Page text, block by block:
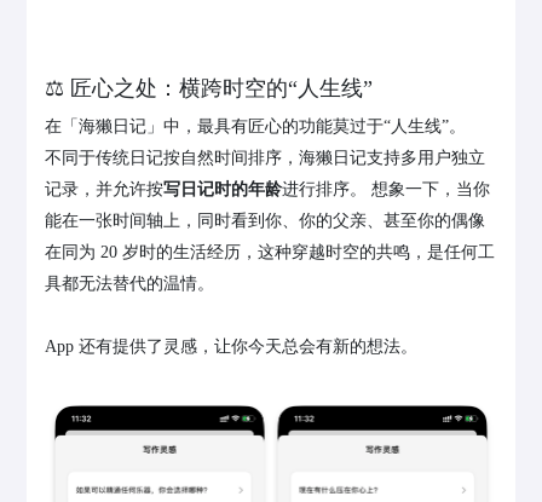
⚖️ 匠心之处：横跨时空的“人生线”
在「海獭日记」中，最具有匠心的功能莫过于“人生线”。
不同于传统日记按自然时间排序，海獭日记支持多用户独立
记录，并允许按写日记时的年龄进行排序。 想象一下，当你
能在一张时间轴上，同时看到你、你的父亲、甚至你的偶像
在同为 20 岁时的生活经历，这种穿越时空的共鸣，是任何工
具都无法替代的温情。
App 还有提供了灵感，让你今天总会有新的想法。